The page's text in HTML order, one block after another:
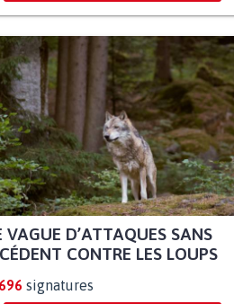
VAGUE D’ATTAQUES SANS
CONTRE LES LOUPS
signatures